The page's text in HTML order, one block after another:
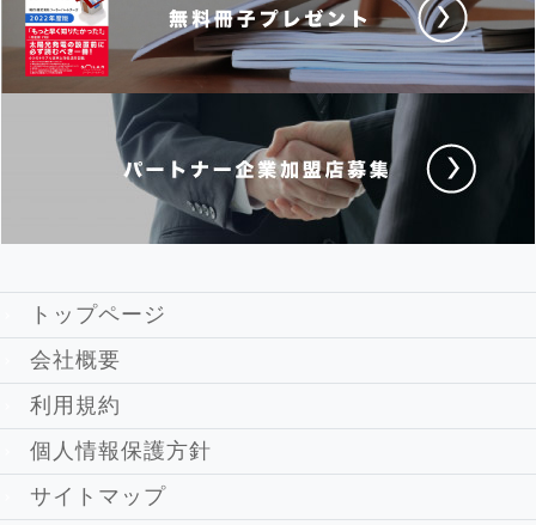
トップページ
会社概要
利用規約
個人情報保護方針
サイトマップ